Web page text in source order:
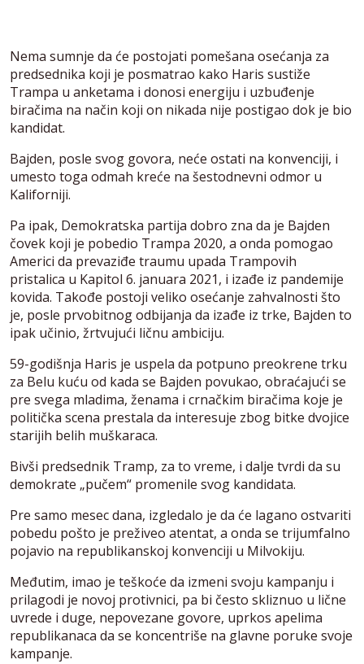
Nema sumnje da će postojati pomešana osećanja za
predsednika koji je posmatrao kako Haris sustiže
Trampa u anketama i donosi energiju i uzbuđenje
biračima na način koji on nikada nije postigao dok je bio
kandidat.
Bajden, posle svog govora, neće ostati na konvenciji, i
umesto toga odmah kreće na šestodnevni odmor u
Kaliforniji.
Pa ipak, Demokratska partija dobro zna da je Bajden
čovek koji je pobedio Trampa 2020, a onda pomogao
Americi da prevaziđe traumu upada Trampovih
pristalica u Kapitol 6. januara 2021, i izađe iz pandemije
kovida. Takođe postoji veliko osećanje zahvalnosti što
je, posle prvobitnog odbijanja da izađe iz trke, Bajden to
ipak učinio, žrtvujući ličnu ambiciju.
59-godišnja Haris je uspela da potpuno preokrene trku
za Belu kuću od kada se Bajden povukao, obraćajući se
pre svega mladima, ženama i crnačkim biračima koje je
politička scena prestala da interesuje zbog bitke dvojice
starijih belih muškaraca.
Bivši predsednik Tramp, za to vreme, i dalje tvrdi da su
demokrate „pučem“ promenile svog kandidata.
Pre samo mesec dana, izgledalo je da će lagano ostvariti
pobedu pošto je preživeo atentat, a onda se trijumfalno
pojavio na republikanskoj konvenciji u Milvokiju.
Međutim, imao je teškoće da izmeni svoju kampanju i
prilagodi je novoj protivnici, pa bi često skliznuo u lične
uvrede i duge, nepovezane govore, uprkos apelima
republikanaca da se koncentriše na glavne poruke svoje
kampanje.